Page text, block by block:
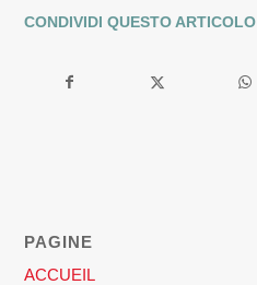
CONDIVIDI QUESTO ARTICOLO
PAGINE
ACCUEIL